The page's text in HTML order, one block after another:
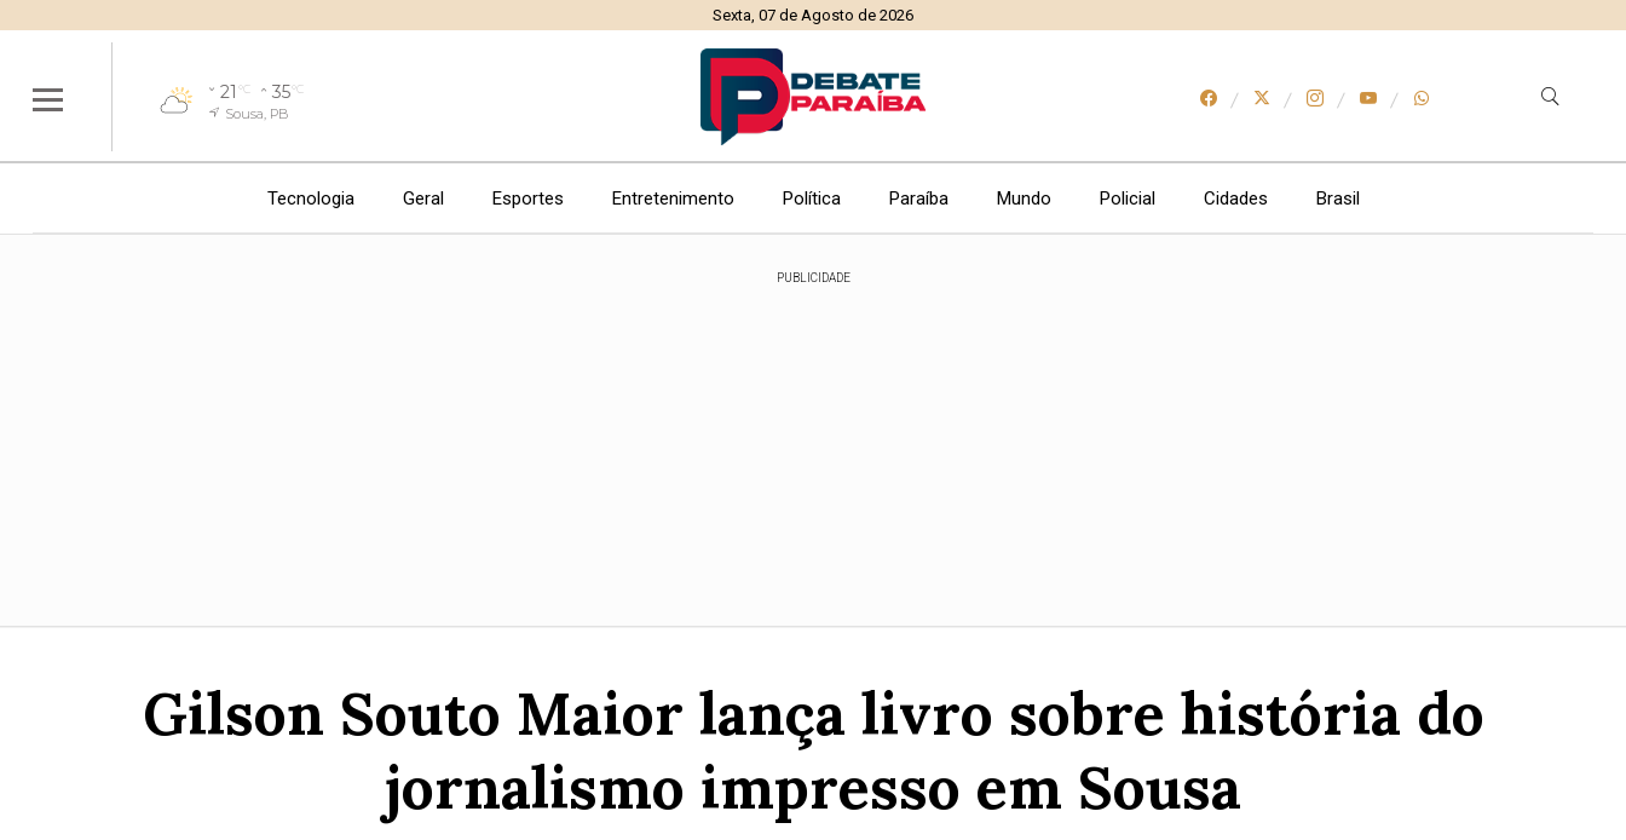
Sexta, 07 de Agosto de 2026
21 °C 35°C
Sousa, PB
Tecnologia Geral Esportes Entretenimento Política Paraíba Mundo Policial Cidades Brasil
PUBLICIDADE
Gilson Souto Maior lança livro sobre história do
jornalismo impresso em Sousa